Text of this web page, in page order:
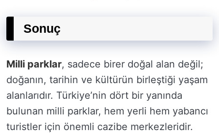
Sonuç
Milli parklar, sadece birer doğal alan değil;
doğanın, tarihin ve kültürün birleştiği yaşam
alanlarıdır. Türkiye’nin dört bir yanında
bulunan milli parklar, hem yerli hem yabancı
turistler için önemli cazibe merkezleridir.